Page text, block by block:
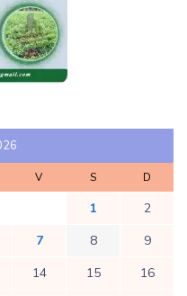
V S D
1
2
7 8
9
14 15
16